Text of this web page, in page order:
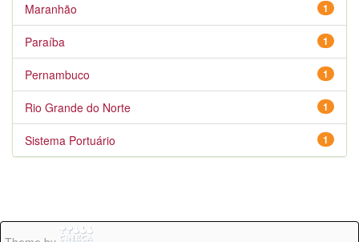
1
Maranhão
1
Paraíba
1
Pernambuco
1
Rio Grande do Norte
1
Sistema Portuário